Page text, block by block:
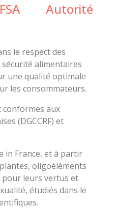
Autorité
le respect des
sécurité alimentaires
une qualité optimale
les consommateurs.
aux
(DGCCRF) et
in France, et à partir
oligoéléments
pour leurs vertus et
étudiés dans le